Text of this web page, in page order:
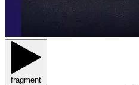
fragment